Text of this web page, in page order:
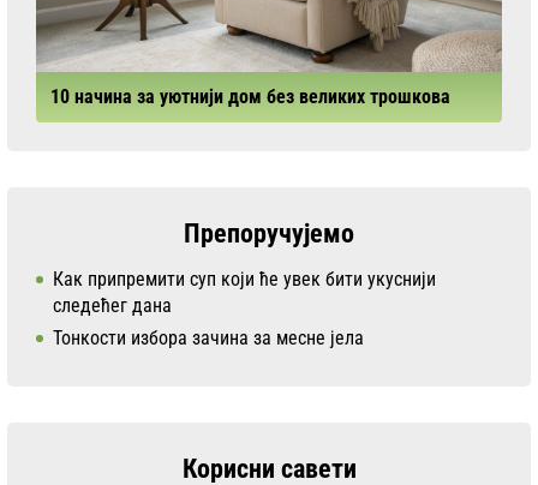
10 начина за уютнији дом без великих трошкова
Препоручујемо
Как припремити суп који ће увек бити укуснији
следећег дана
Тонкости избора зачина за месне јела
Корисни савети